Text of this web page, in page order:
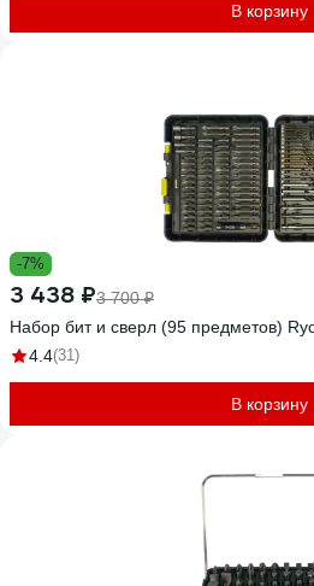
В корзину
-7%
3 438 ₽3 700 ₽
Набор бит и сверл (95 предметов)
4.4(31)
В корзину